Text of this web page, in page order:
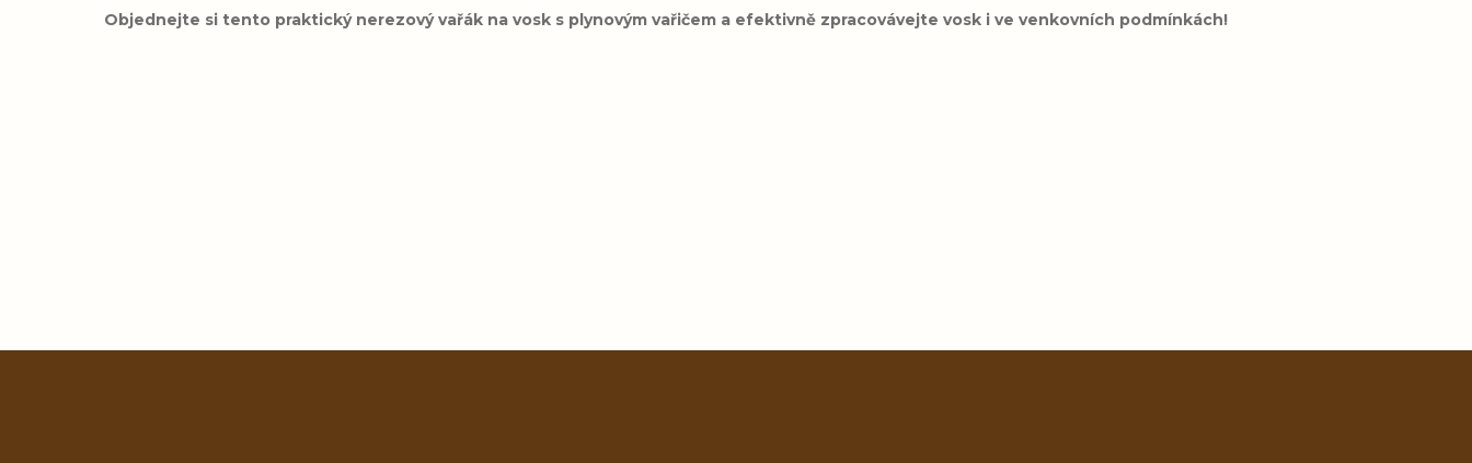
Objednejte si tento praktický nerezový vařák na vosk s plynovým vařičem a efektivně zpracovávejte vosk i ve venkovních podmínkách!